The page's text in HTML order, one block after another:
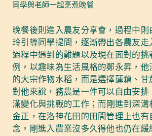
同學與老師一起烹煮晚餐
晚餐後則進入農友分享會，過程中則
玲引導同學提問，逐漸帶出各農友走
過程中遇到的難題以及現在面對的挑
例，以趣味為生活風格的鄭永昇，他
的大宗作物水稻，而是選擇蓮藕、甘
對他來說，務農是一件可以自由安排
滿變化與挑戰的工作；而剛進到深溝
金正，在洛神花田的田間管理上也有
念，剛進入農業沒多久得他也仍在緩